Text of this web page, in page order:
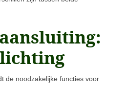
de noodzakelijke functies voor